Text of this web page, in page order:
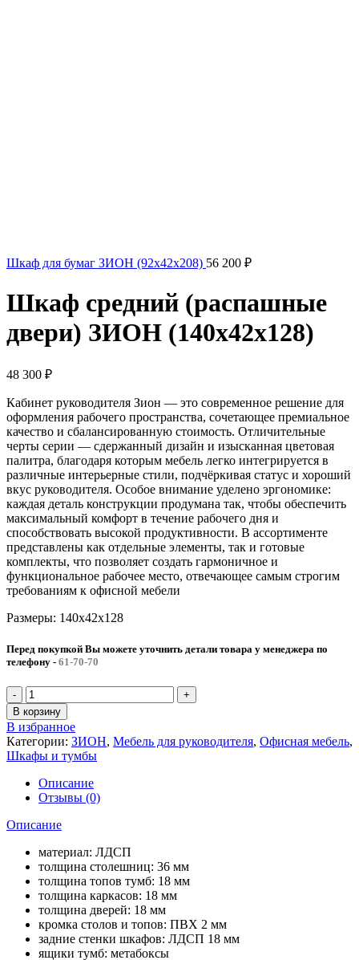
Шкаф для бумаг ЗИОН (92x42x208) 56 200 ₽
Шкаф средний (распашные
двери) ЗИОН (140x42x128)
48 300 ₽
Кабинет руководителя Зион — это современное решение для
оформления рабочего пространства, сочетающее премиальное
качество и сбалансированную стоимость. Отличительные
черты серии — сдержанный дизайн и изысканная цветовая
палитра, благодаря которым мебель легко интегрируется в
различные интерьерные стили, подчёркивая статус и хороший
вкус руководителя. Особое внимание уделено эргономике:
каждая деталь конструкции продумана так, чтобы обеспечить
максимальный комфорт в течение рабочего дня и
способствовать высокой продуктивности. В ассортименте
представлены как отдельные элементы, так и готовые
комплекты, что позволяет создать гармоничное и
функциональное рабочее место, отвечающее самым строгим
требованиям к офисной мебели
Размеры: 140x42x128
Перед покупкой Вы можете уточнить детали товара у менеджера по
телефону - 61-70-70
Количество
товара
Шкаф
средний
(распашные
двери)
ЗИОН
(140x42x128)
В корзину
В избранное
Категории: ЗИОН, Мебель для руководителя, Офисная мебель,
Шкафы и тумбы
Описание
Отзывы (0)
Описание
материал: ЛДСП
толщина столешниц: 36 мм
толщина топов тумб: 18 мм
толщина каркасов: 18 мм
толщина дверей: 18 мм
кромка столов и топов: ПВХ 2 мм
задние стенки шкафов: ЛДСП 18 мм
ящики тумб: метабоксы